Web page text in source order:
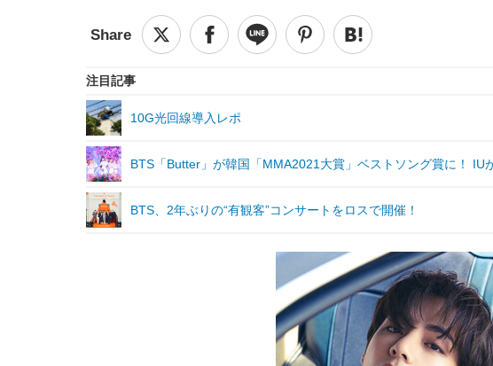
注目記事
10G光回線導入レポ
BTS「Butter」が韓国「MMA2021大賞」ベストソング賞に！ IU
BTS、2年ぶりの“有観客”コンサートをロスで開催！